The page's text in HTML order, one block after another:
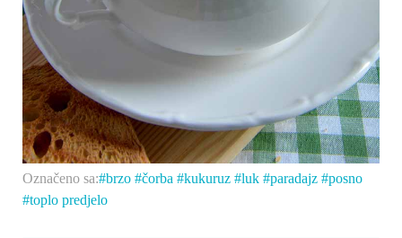
Označeno sa: brzo čorba kukuruz luk paradajz
posno
toplo predjelo